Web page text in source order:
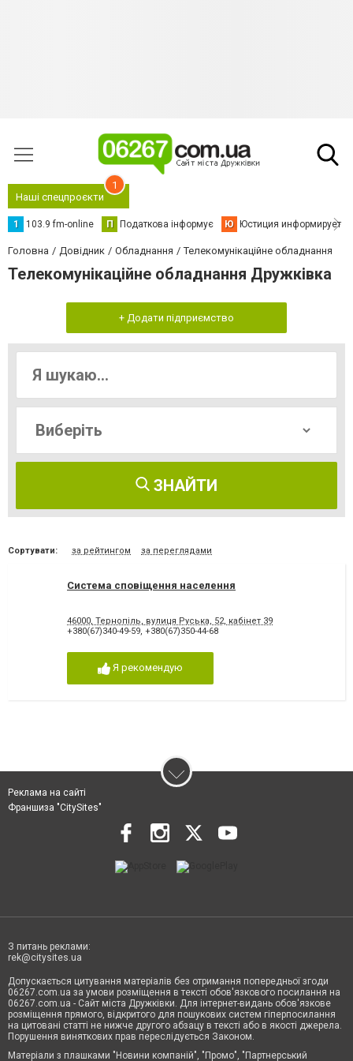
Наші спецпроєкти
1
1 103.9 fm-online П Податкова інформує Ю Юстиция информирует
Головна Довідник Обладнання Телекомунікаційне обладнання
Телекомунікаційне обладнання Дружківка
+ Додати підприємство
ЗНАЙТИ
Сортувати: за рейтингом за переглядами
Система сповіщення населення
46000, Тернопiль, вулиця Руська, 52, кабінет 39
+380(67)340-49-59, +380(67)350-44-68
Я рекомендую
Реклама на сайті
Франшиза "CitySites"
З питань реклами:
rek@citysites.ua
Допускається цитування матеріалів без отримання попередньої згоди
06267.com.ua за умови розміщення в тексті обов'язкового посилання на
06267.com.ua - Сайт міста Дружківки. Для інтернет-видань обов'язкове
розміщення прямого, відкритого для пошукових систем гіперпосилання
на цитовані статті не нижче другого абзацу в тексті або в якості джерела.
Порушення виняткових прав переслідується Законом.
Матеріали з плашками "Новини компаній", "Промо", "Партнерський